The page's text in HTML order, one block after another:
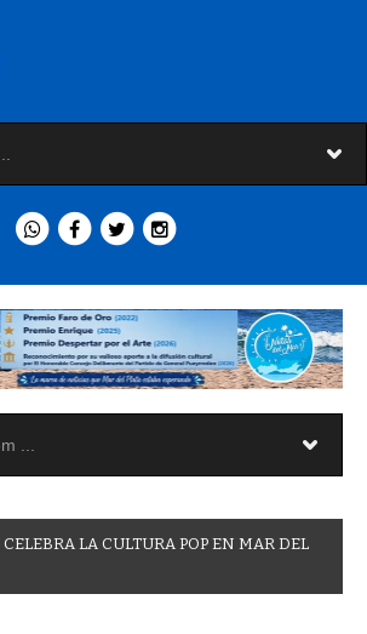
CELEBRA LA CULTURA POP EN MAR DEL